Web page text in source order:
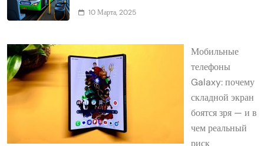
10 Марта, 2025
Мобильные
телефоны
Galaxy: почему
складной экран
боятся зря — и в
чем реальный